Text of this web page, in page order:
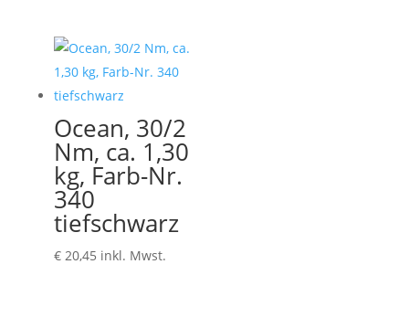
Ocean, 30/2
Nm, ca. 1,30
kg, Farb-Nr.
340
tiefschwarz
€20,45 inkl. Mwst.